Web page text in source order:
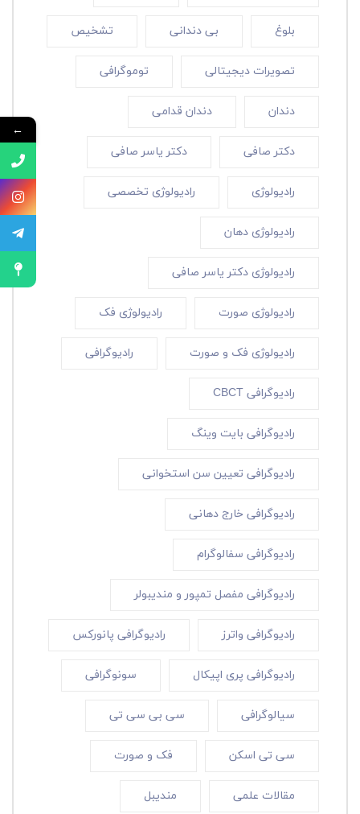
بلوغ بی دندانی تشخیص
تصویرات دیجیتالی توموگرافی
دندان دندان قدامی
دکتر صافی دکتر یاسر صافی
رادیولوژی رادیولوژی تخصصی
رادیولوژی دهان
رادیولوژی دکتر یاسر صافی
رادیولوژی صورت رادیولوژی فک
رادیولوژی فک و صورت رادیوگرافی
رادیوگرافی CBCT
رادیوگرافی بایت وینگ
رادیوگرافی تعیین سن استخوانی
رادیوگرافی خارج دهانی
رادیوگرافی سفالوگرام
رادیوگرافی مفصل تمپور و مندیبولر
رادیوگرافی واترز رادیوگرافی پانورکس
رادیوگرافی پری اپیکال سونوگرافی
سیالوگرافی سی بی سی تی
سی تی اسکن فک و صورت
مقالات علمی مندیبل
←